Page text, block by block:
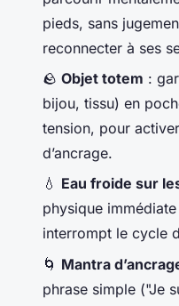
pieds, sans
reconnecter à ses
🪨 Objet totem :
bijou, tissu) en
tension, pour
d’ancrage.
💧 Eau froide sur
physique
interrompt le cycle
🌀 Mantra
phrase simple ("Je